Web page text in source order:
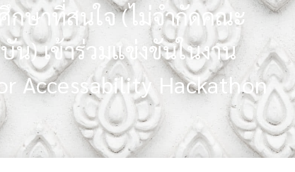
ษาที่สนใจ (ไม่จำกัดคณะ
) เข้าร่วมแข่งขันในงาน
Accessability Hackathon